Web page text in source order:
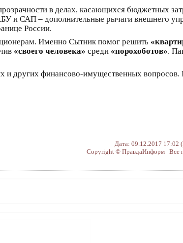
в делах, касающихся бюджетных
и САП – дополнительные рычаги внешнего
России.
Именно Сытник помог решить
«своего человека» среди «порохоботов».
и других финансово-имущественных вопросов.
Дата: 09.12.2017 17:02
Copyright © ПравдаИнформ Все